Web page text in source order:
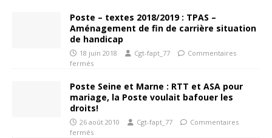
Poste – textes 2018/2019 : TPAS –
Aménagement de fin de carrière situation
de handicap
18 juin 2018 Cgt-fapt_77
Commentaires
fermés
Poste Seine et Marne : RTT et ASA pour
mariage, la Poste voulait bafouer les
droits!
26 août 2010 Cgt-fapt_77
Commentaires
fermés